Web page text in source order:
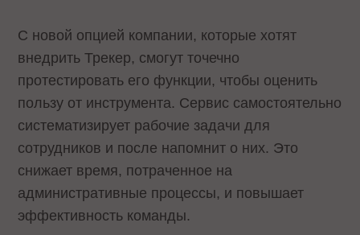
С новой опцией компании, которые хотят
внедрить Трекер, смогут точечно
протестировать его функции, чтобы оценить
пользу от инструмента. Сервис самостоятельно
систематизирует рабочие задачи для
сотрудников и после напомнит о них. Это
снижает время, потраченное на
административные процессы, и повышает
эффективность команды.